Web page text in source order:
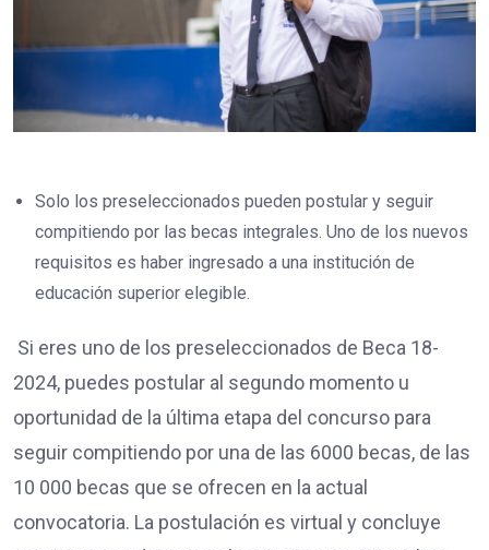
Solo los preseleccionados pueden postular y seguir
compitiendo por las becas integrales. Uno de los nuevos
requisitos es haber ingresado a una institución de
educación superior elegible.
Si eres uno de los preseleccionados de Beca 18-
2024, puedes postular al segundo momento u
oportunidad de la última etapa del concurso para
seguir compitiendo por una de las 6000 becas, de las
10 000 becas que se ofrecen en la actual
convocatoria. La postulación es virtual y concluye